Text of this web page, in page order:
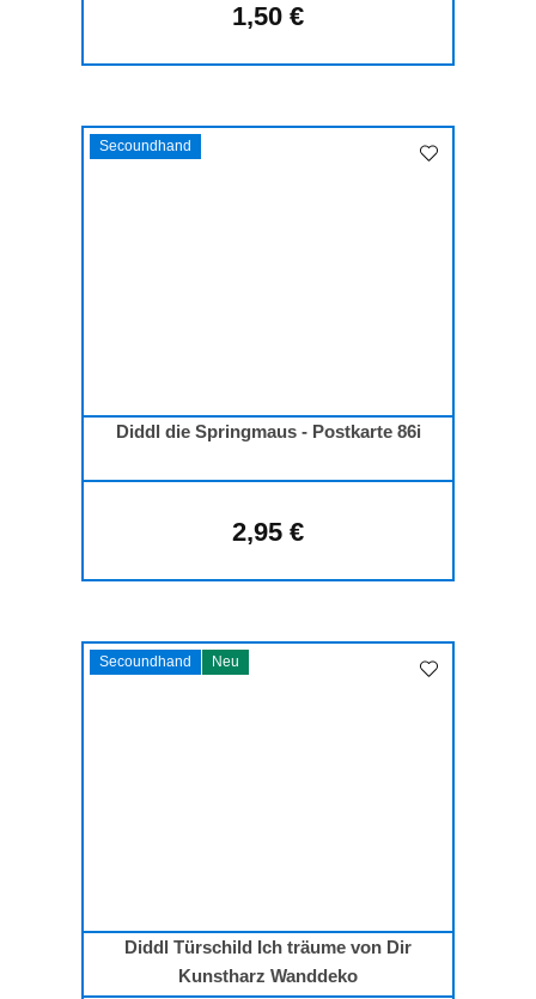
Regulärer Preis:
1,50 €
Secoundhand
Diddl die Springmaus - Postkarte 86i
Regulärer Preis:
2,95 €
Secoundhand Neu
Diddl Türschild Ich träume von Dir
Kunstharz Wanddeko